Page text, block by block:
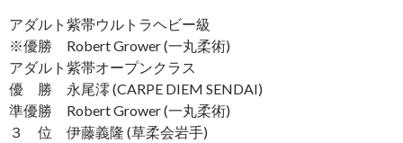
アダルト紫帯ウルトラヘビー級
※優勝 Robert Grower (一丸柔術)
アダルト紫帯オープンクラス
優 勝 永尾澪 (CARPE DIEM SENDAI)
準優勝 Robert Grower (一丸柔術)
３ 位 伊藤義隆 (草柔会岩手)